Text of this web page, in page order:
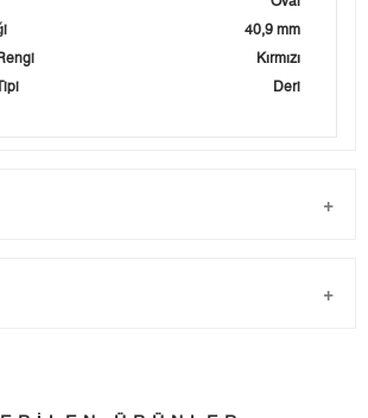
40,9 mm
Kırmızı
Deri
0,00 ₺ 0,00 ₺
3 iş günü içinde yapılmaktadır. Resmi